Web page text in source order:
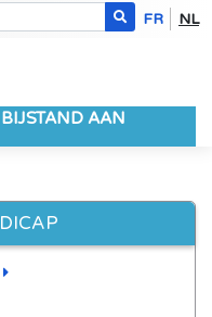
FR NL
AAN